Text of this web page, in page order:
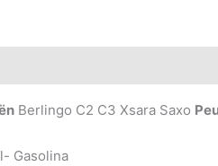
Berlingo C2 C3 Xsara Saxo
Gasolina